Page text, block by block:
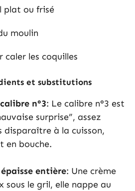
plat ou frisé
moulin
caler les coquilles
et substitutions
n°3: Le calibre n°3 est
surprise”, assez
disparaître à la cuisson,
en bouche.
entière: Une crème
sous le gril, elle nappe au